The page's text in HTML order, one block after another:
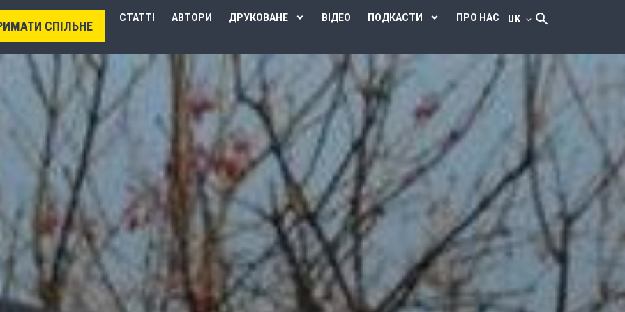
СПІЛЬНЕ
СТАТТІ АВТОРИ ДРУКОВАНЕ ВІДЕО ПОДКАСТИ ПРО НАС UK